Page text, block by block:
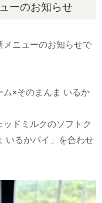
ーのお知らせ
ニューのお知らせで
ム×そのまんま いるか
ドミルクのソフトク
いるかパイ」を合わせ